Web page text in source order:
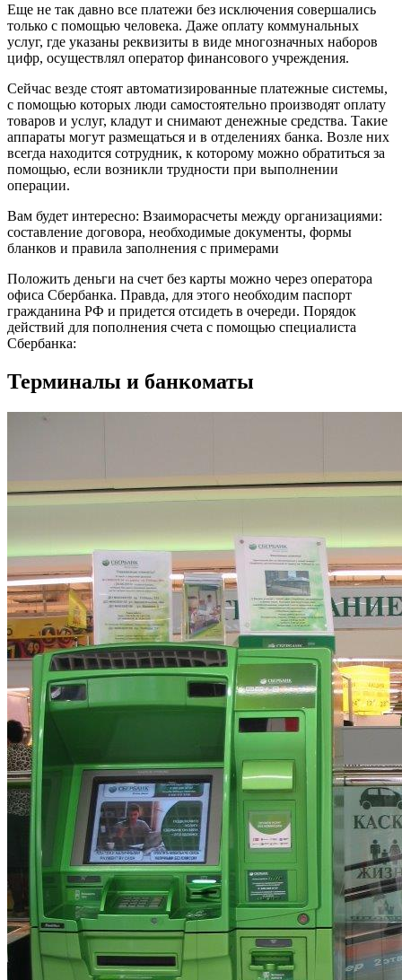
Еще не так давно все платежи без исключения совершались
только с помощью человека. Даже оплату коммунальных
услуг, где указаны реквизиты в виде многозначных наборов
цифр, осуществлял оператор финансового учреждения.
Сейчас везде стоят автоматизированные платежные системы,
с помощью которых люди самостоятельно производят оплату
товаров и услуг, кладут и снимают денежные средства. Такие
аппараты могут размещаться и в отделениях банка. Возле них
всегда находится сотрудник, к которому можно обратиться за
помощью, если возникли трудности при выполнении
операции.
Вам будет интересно: Взаиморасчеты между организациями:
составление договора, необходимые документы, формы
бланков и правила заполнения с примерами
Положить деньги на счет без карты можно через оператора
офиса Сбербанка. Правда, для этого необходим паспорт
гражданина РФ и придется отсидеть в очереди. Порядок
действий для пополнения счета с помощью специалиста
Сбербанка:
Терминалы и банкоматы